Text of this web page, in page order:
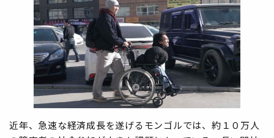
近年、急速な経済成長を遂げるモンゴルでは、約１０万人